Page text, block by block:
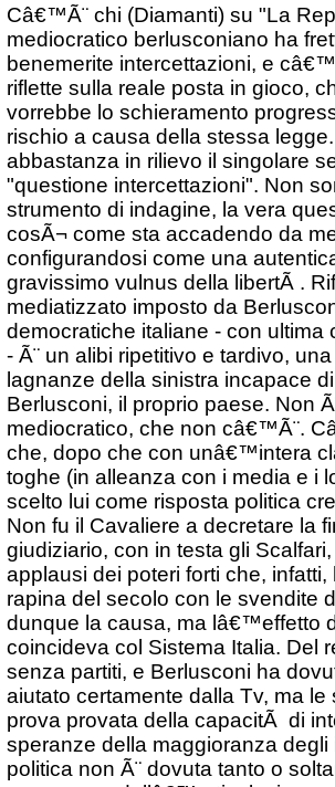
Câ€™Ã¨ chi (Diamanti) su "La
mediocratico berlusconiano ha
benemerite intercettazioni, e
riflette sulla reale posta in gioco,
vorrebbe lo schieramento
rischio a causa della stessa
abbastanza in rilievo il singolare
"questione intercettazioni". Non
strumento di indagine, la vera
cosÃ¬ come sta accadendo da
configurandosi come una
gravissimo vulnus della libertÃ .
mediatizzato imposto da
democratiche italiane - con
- Ã¨ un alibi ripetitivo e tardivo,
lagnanze della sinistra incapace
Berlusconi, il proprio paese. Non
mediocratico, che non câ€™Ã¨.
che, dopo che con unâ€™intera
toghe (in alleanza con i media e i
scelto lui come risposta politica
Non fu il Cavaliere a decretare la
giudiziario, con in testa gli
applausi dei poteri forti che,
rapina del secolo con le svendite
dunque la causa, ma lâ€™effetto
coincideva col Sistema Italia. Del
senza partiti, e Berlusconi ha
aiutato certamente dalla Tv, ma
prova provata della capacitÃ di
speranze della maggioranza
politica non Ã¨ dovuta tanto o